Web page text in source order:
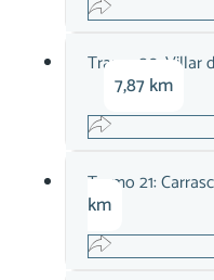
Tramo 20: Villar
7,87 km
Tramo 21:
km